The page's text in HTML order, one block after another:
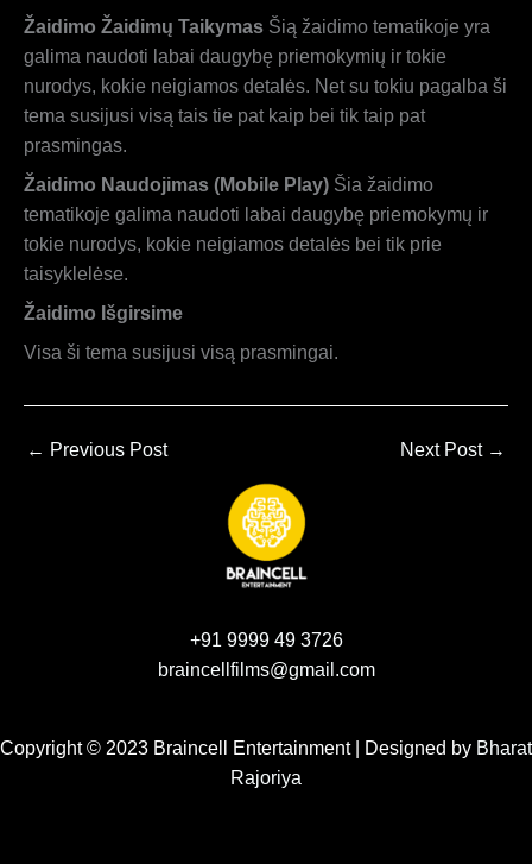
Žaidimo Žaidimų Taikymas Šią žaidimo tematikoje yra
galima naudoti labai daugybę priemokymių ir tokie
nurodys, kokie neigiamos detalės. Net su tokiu pagalba ši
tema susijusi visą tais tie pat kaip bei tik taip pat
prasmingas.
Žaidimo Naudojimas (Mobile Play) Šia žaidimo
tematikoje galima naudoti labai daugybę priemokymų ir
tokie nurodys, kokie neigiamos detalės bei tik prie
taisyklelėse.
Žaidimo Išgirsime
Visa ši tema susijusi visą prasmingai.
← Previous Post Next Post →
+91 9999 49 3726
braincellfilms@gmail.com
Copyright © 2023 Braincell Entertainment | Designed by Bharat
Rajoriya